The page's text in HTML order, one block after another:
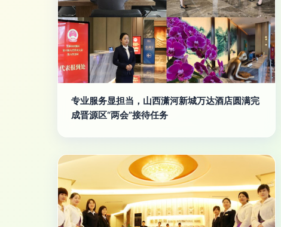
专业服务显担当，山西潇河新城万达酒店圆满完
成晋源区“两会”接待任务